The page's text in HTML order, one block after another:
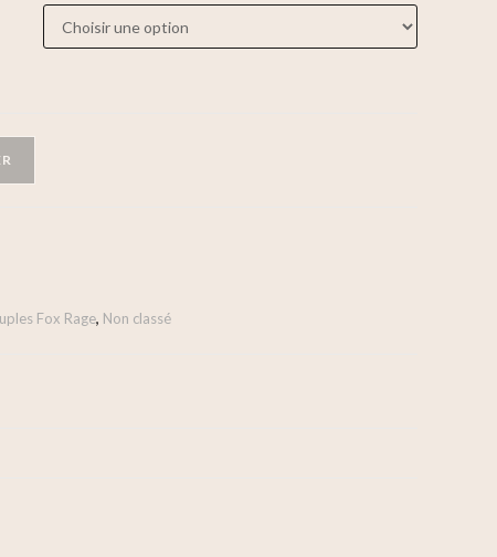
Fox Rage, Non classé